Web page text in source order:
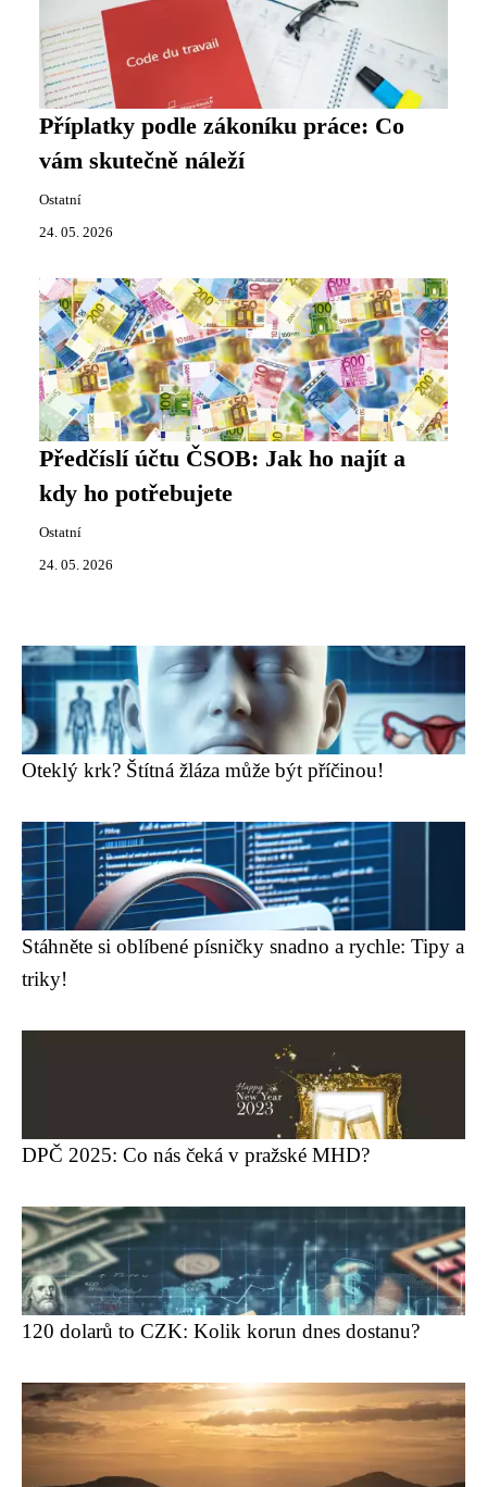
Příplatky podle zákoníku práce: Co
vám skutečně náleží
Ostatní
24. 05. 2026
Předčíslí účtu ČSOB: Jak ho najít a
kdy ho potřebujete
Ostatní
24. 05. 2026
Oteklý krk? Štítná žláza může být příčinou!
Stáhněte si oblíbené písničky snadno a rychle: Tipy a
triky!
DPČ 2025: Co nás čeká v pražské MHD?
120 dolarů to CZK: Kolik korun dnes dostanu?